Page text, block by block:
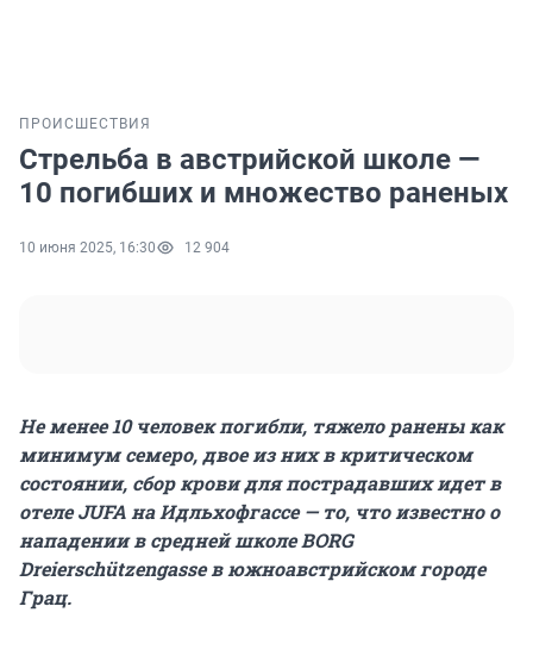
ПРОИСШЕСТВИЯ
Стрельба в австрийской школе —
10 погибших и множество раненых
10 июня 2025, 16:30 12 904
Не менее 10 человек погибли, тяжело ранены как
минимум семеро, двое из них в критическом
состоянии, сбор крови для пострадавших идет в
отеле JUFA на Идльхофгассе — то, что известно о
нападении в средней школе BORG
Dreierschützengasse в южноавстрийском городе
Грац.